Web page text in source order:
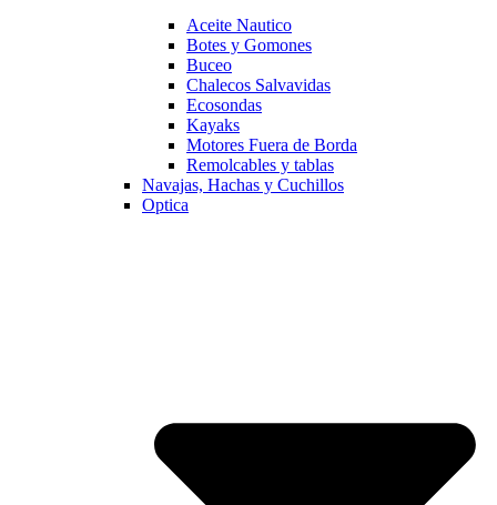
Aceite Nautico
Botes y Gomones
Buceo
Chalecos Salvavidas
Ecosondas
Kayaks
Motores Fuera de Borda
Remolcables y tablas
Navajas, Hachas y Cuchillos
Optica